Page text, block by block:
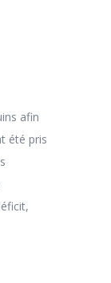
afin
été pris